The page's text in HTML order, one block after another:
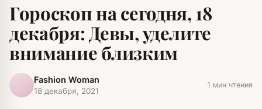
Гороскоп на сегодня, 18
декабря: Девы, уделите
внимание близким
Fashion Woman
18 декабря, 2021
1 мин чтения